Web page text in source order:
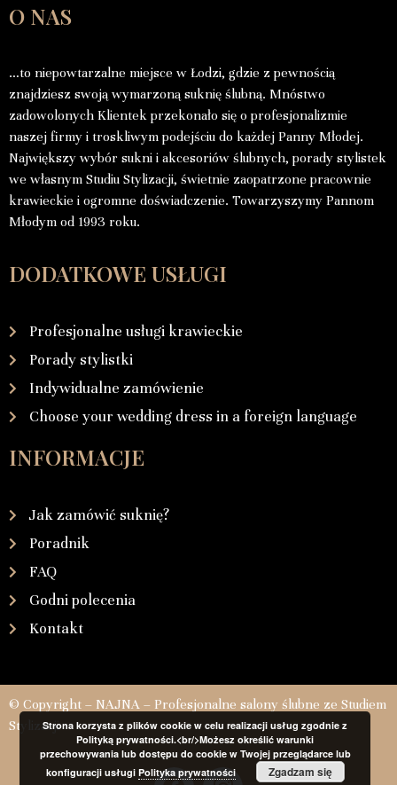
O NAS
…to niepowtarzalne miejsce w Łodzi, gdzie z pewnością
znajdziesz swoją wymarzoną suknię ślubną. Mnóstwo
zadowolonych Klientek przekonało się o profesjonalizmie
naszej firmy i troskliwym podejściu do każdej Panny Młodej.
Największy wybór sukni i akcesoriów ślubnych, porady stylistek
we własnym Studiu Stylizacji, świetnie zaopatrzone pracownie
krawieckie i ogromne doświadczenie. Towarzyszymy Pannom
Młodym od 1993 roku.
DODATKOWE USŁUGI
Profesjonalne usługi krawieckie
Porady stylistki
Indywidualne zamówienie
Choose your wedding dress in a foreign language
INFORMACJE
Jak zamówić suknię?
Poradnik
FAQ
Godni polecenia
Kontakt
© Copyright – NAJNA – Profesjonalne salony ślubne ze Studiem
StylizacjiStrona korzysta z plików cookie w celu realizacji usług zgodnie z
Polityką prywatności.<br/>Możesz określić warunki
przechowywania lub dostępu do cookie w Twojej przeglądarce lub
konfiguracji usługi Polityka prywatności Zgadzam się